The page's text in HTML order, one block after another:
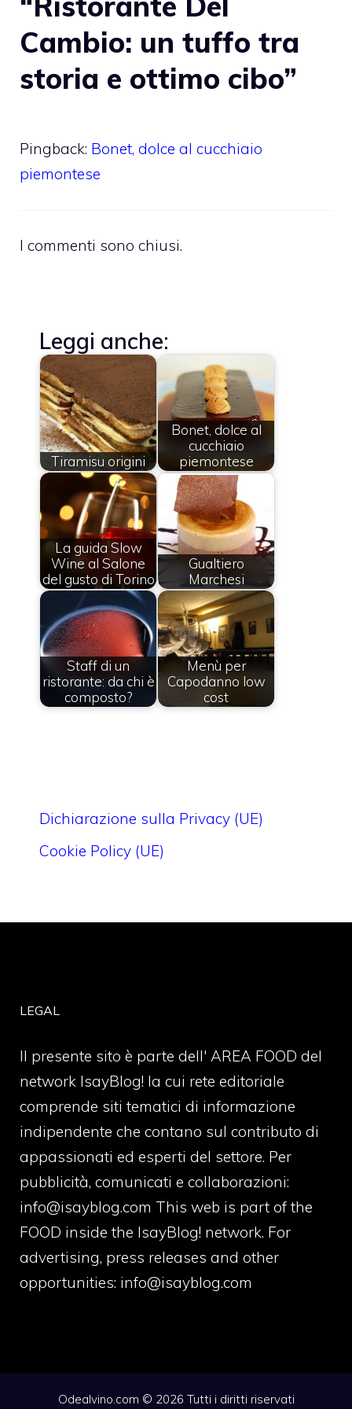
Cambio: un tuffo tra
storia e ottimo cibo”
Pingback: Bonet, dolce al cucchiaio
piemontese
I commenti sono chiusi.
Leggi anche:
Tiramisu origini
Bonet, dolce al
cucchiaio
piemontese
La guida Slow
Wine al Salone
del gusto di Torino
Gualtiero
Marchesi
Staff di un
ristorante: da chi è
composto?
Menù per
Capodanno low
cost
Dichiarazione sulla Privacy (UE)
Cookie Policy (UE)
LEGAL
Il presente sito è parte dell' AREA FOOD del
network IsayBlog! la cui rete editoriale
comprende siti tematici di informazione
indipendente che contano sul contributo di
appassionati ed esperti del settore. Per
pubblicità, comunicati e collaborazioni:
info@isayblog.com This web is part of the
FOOD inside the IsayBlog! network. For
advertising, press releases and other
opportunities: info@isayblog.com
Odealvino.com © 2026 Tutti i diritti riservati